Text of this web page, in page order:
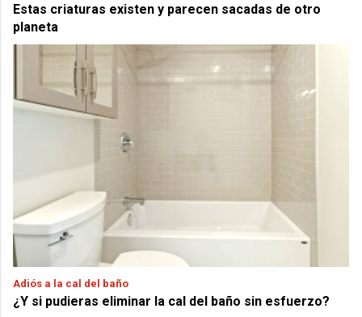
Estas criaturas existen y parecen sacadas de otro
planeta
Adiós a la cal del baño
¿Y si pudieras eliminar la cal del baño sin esfuerzo?